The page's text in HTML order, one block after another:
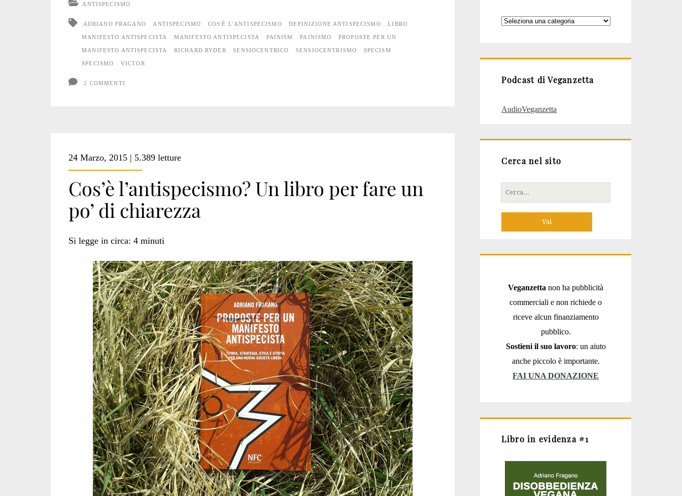
ANTISPECISMO
ADRIANO FRAGANO ANTISPECISMO COS'È L'ANTISPECISMO DEFINIZIONE ANTISPECISMO LIBRO
MANIFESTO ANTISPECISTA MANIFESTO ANTISPECISTA PAINISM PAINISMO PROPOSTE PER UN
MANIFESTO ANTISPECISTA RICHARD RYDER SENSIOCENTRICO SENSIOCENTRISMO SPECISM
SPECISMO VICTOR
2 COMMENTI
24 Marzo, 2015 | 5.389 letture
Cos’è l’antispecismo? Un libro per fare un
po’ di chiarezza
Si legge in circa: 4 minuti
Categorie
Podcast di Veganzetta
AudioVeganzetta
Cerca nel sito
Cerca
per:
Veganzetta non ha pubblicità
commerciali e non richiede o
riceve alcun finanziamento
pubblico.
Sostieni il suo lavoro: un aiuto
anche piccolo è importante.
FAI UNA DONAZIONE
Libro in evidenza #1